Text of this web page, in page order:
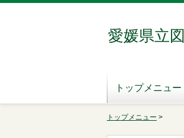
愛媛県立
トップメニュー
トップメニュー >